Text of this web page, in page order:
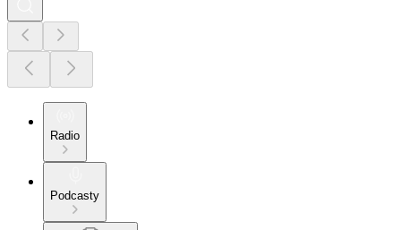
Radio
Podcasty